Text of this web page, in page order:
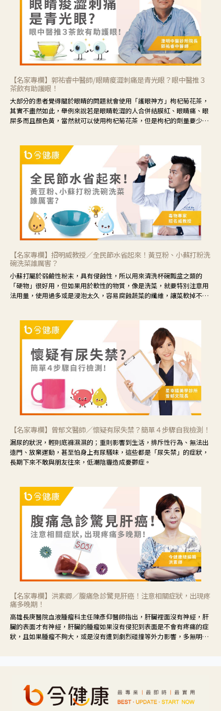
【名家專欄】郭祐睿中醫師/眼睛痠澀刺痛是青光眼？眼中醫推３
茶飲有助護眼！
大部分的患者覺得關於眼睛的問題就會使用「護眼神方」枸杞菊花茶，
其實不盡然如此，舉例來說若是眼睛乾澀的人合併結膜紅、眼睛痛、眼
屎多而且顏色黃，當然就可以使用枸杞菊花茶，但是枸杞的劑量要少，
候就要使用菊花、金銀花來治療；假如單純的眼睛乾澀，結膜沒有紅，
眼睛周圍沒有眼屎，這種情況是屬於「陰虛」，就可以使用枸杞、蓮
藕、麥門冬、山藥等比較滋潤的藥材，效果就更顯著。
【名家專欄】招明威教授／全民節水省起來！黃豆粉、小蘇打粉洗
碗洗菜誰厲害？
小蘇打屬於弱鹼性粉末，具有侵蝕性，所以用來清洗杯碗瓢盆之類的
「硬物」很好用，但如果用於軟性的物質，像是洗菜，就要特別注意用
法用量，使用過多或是浸泡太久，容易腐蝕蔬菜的纖維，讓菜軟掉不清
【名家專欄】曾郁文醫師／懷疑有尿失禁？簡單４步驟自我檢測！
漏尿的狀況，輕則底褲濕濕的；重則影響到生活，排斥性行為、無法出
遠門、放棄運動，甚至怕身上有尿騷味，這些都是「尿失禁」的症狀，
長期下來不敢與朋友往來，低潮陰霾造成憂鬱症。
【名家專欄】洪素卿／腹痛急診驚見肝癌！注意相關症狀，出現疼
痛多晚期！
高雄長庚醫院血液腫瘤科主任陳彥仰醫師指出，肝臟裡面沒有神經，肝
臟的表面才有神經，肝臟的腫瘤如果沒有侵犯到表面是不會有疼痛的症
狀，且如果腫瘤不夠大，或是沒有遭到劇烈碰撞等外力影響，多無明顯